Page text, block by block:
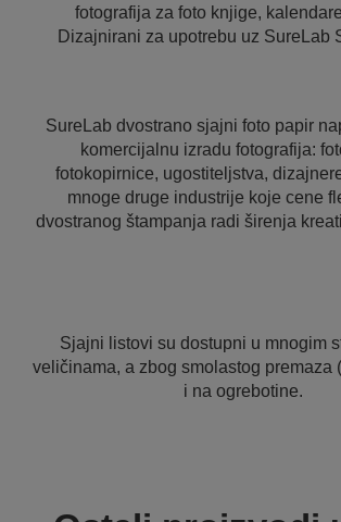
fotografija za foto knjige,
Dizajnirani za upotrebu uz SureLab
SureLab dvostrano sjajni foto papir
komercijalnu izradu fotografija:
fotokopirnice, ugostiteljstva,
mnoge druge industrije koje cene
dvostranog štampanja radi širenja
Sjajni listovi su dostupni u mnogim
veličinama, a zbog smolastog premaza
i na ogrebotine.